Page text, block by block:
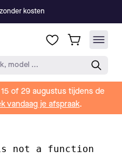
kosten
model ...
of 29 augustus tijdens de
vandaag je afspraak.
not a function